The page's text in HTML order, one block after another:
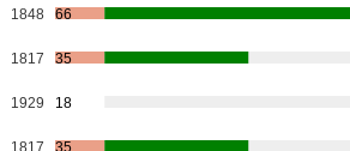
1848 66
1817 35
1929 18
1817 35